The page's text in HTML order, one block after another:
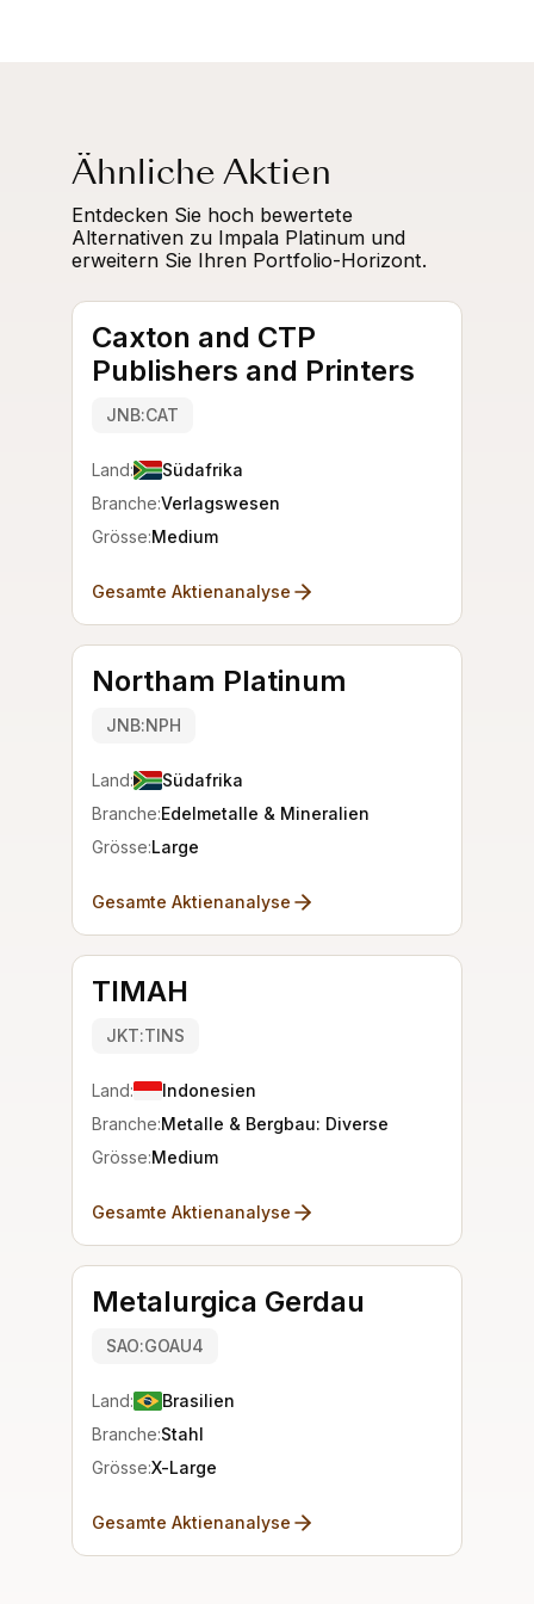
Ähnliche Aktien
Entdecken Sie hoch bewertete
Alternativen zu Impala Platinum und
erweitern Sie Ihren Portfolio-Horizont.
Caxton and CTP
Publishers and Printers
JNB:CAT
Land:
Südafrika
Branche:Verlagswesen
Grösse:Medium
Gesamte Aktienanalyse
Northam Platinum
JNB:NPH
Land:
Südafrika
Branche:Edelmetalle & Mineralien
Grösse:Large
Gesamte Aktienanalyse
TIMAH
JKT:TINS
Land:
Indonesien
Branche:Metalle & Bergbau: Diverse
Grösse:Medium
Gesamte Aktienanalyse
Metalurgica Gerdau
SAO:GOAU4
Land:
Brasilien
Branche:Stahl
Grösse:X-Large
Gesamte Aktienanalyse